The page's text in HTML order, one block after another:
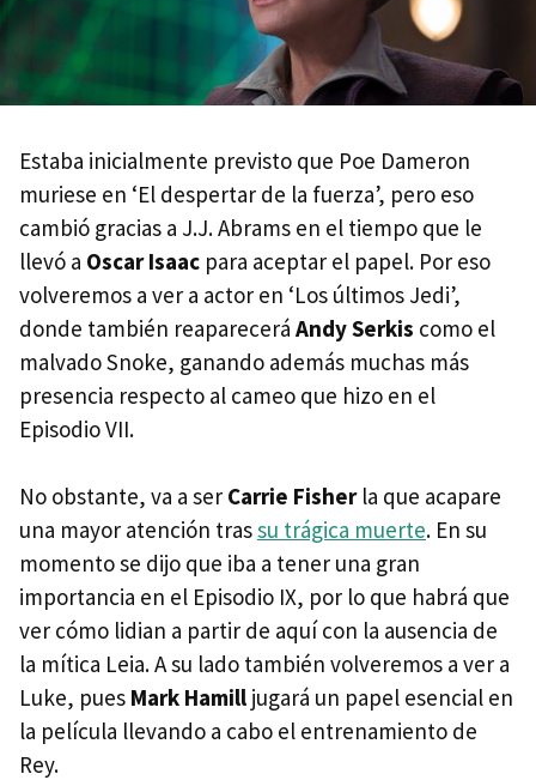
Estaba inicialmente previsto que Poe Dameron
muriese en ‘El despertar de la fuerza’, pero eso
cambió gracias a J.J. Abrams en el tiempo que le
llevó a Oscar Isaac para aceptar el papel. Por eso
volveremos a ver a actor en ‘Los últimos Jedi’,
donde también reaparecerá Andy Serkis como el
malvado Snoke, ganando además muchas más
presencia respecto al cameo que hizo en el
Episodio VII.
No obstante, va a ser Carrie Fisherla que acapare
una mayor atención trassu trágica muerte. En su
momento se dijo que iba a tener una gran
importancia en el Episodio IX, por lo que habrá que
ver cómo lidian a partir de aquí con la ausencia de
la mítica Leia. A su lado también volveremos a ver a
Luke, pues Mark Hamill jugará un papel esencial en
la película llevando a cabo el entrenamiento de
Rey.